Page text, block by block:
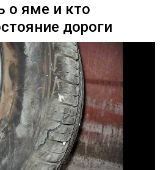
о яме и кто
дороги